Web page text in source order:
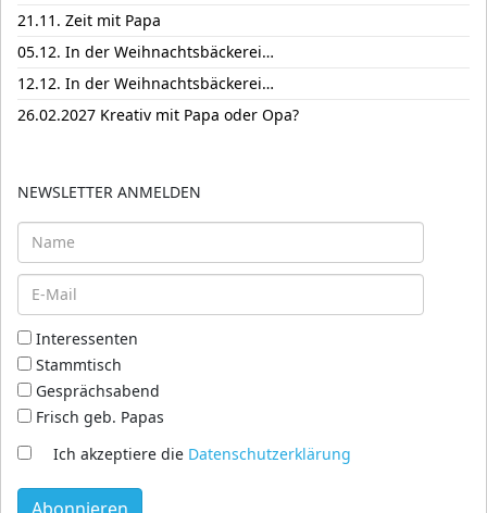
21.11. Zeit mit Papa
05.12. In der Weihnachtsbäckerei…
12.12. In der Weihnachtsbäckerei…
26.02.2027 Kreativ mit Papa oder Opa?
NEWSLETTER ANMELDEN
Interessenten
Stammtisch
Gesprächsabend
Frisch geb. Papas
Ich akzeptiere die Datenschutzerklärung